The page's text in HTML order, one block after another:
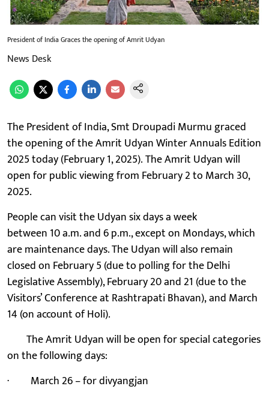
President of India Graces the opening of Amrit Udyan
News Desk
The President of India, Smt Droupadi Murmu graced
the opening of the Amrit Udyan Winter Annuals Edition
2025 today (February 1, 2025). The Amrit Udyan will
open for public viewing from February 2 to March 30,
2025.
People can visit the Udyan six days a week
between 10 a.m. and 6 p.m., except on Mondays, which
are maintenance days. The Udyan will also remain
closed on February 5 (due to polling for the Delhi
Legislative Assembly), February 20 and 21 (due to the
Visitors’ Conference at Rashtrapati Bhavan), and March
14 (on account of Holi).
The Amrit Udyan will be open for special categories
on the following days:
· March 26 – for divyangjan